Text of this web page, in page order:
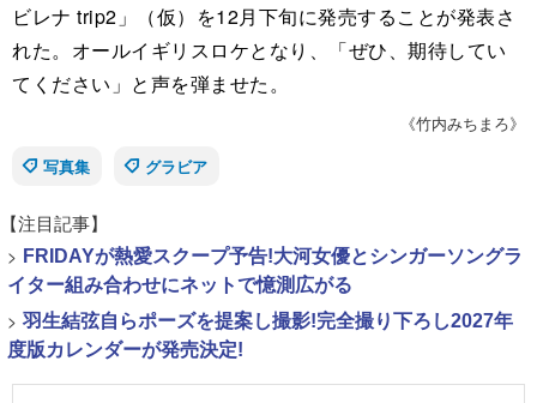
ビレナ trip2」（仮）を12月下旬に発売することが発表さ
れた。オールイギリスロケとなり、「ぜひ、期待してい
てください」と声を弾ませた。
《竹内みちまろ》
写真集
グラビア
【注目記事】
> FRIDAYが熱愛スクープ予告!大河女優とシンガーソングラ
イター組み合わせにネットで憶測広がる
> 羽生結弦自らポーズを提案し撮影!完全撮り下ろし2027年
度版カレンダーが発売決定!